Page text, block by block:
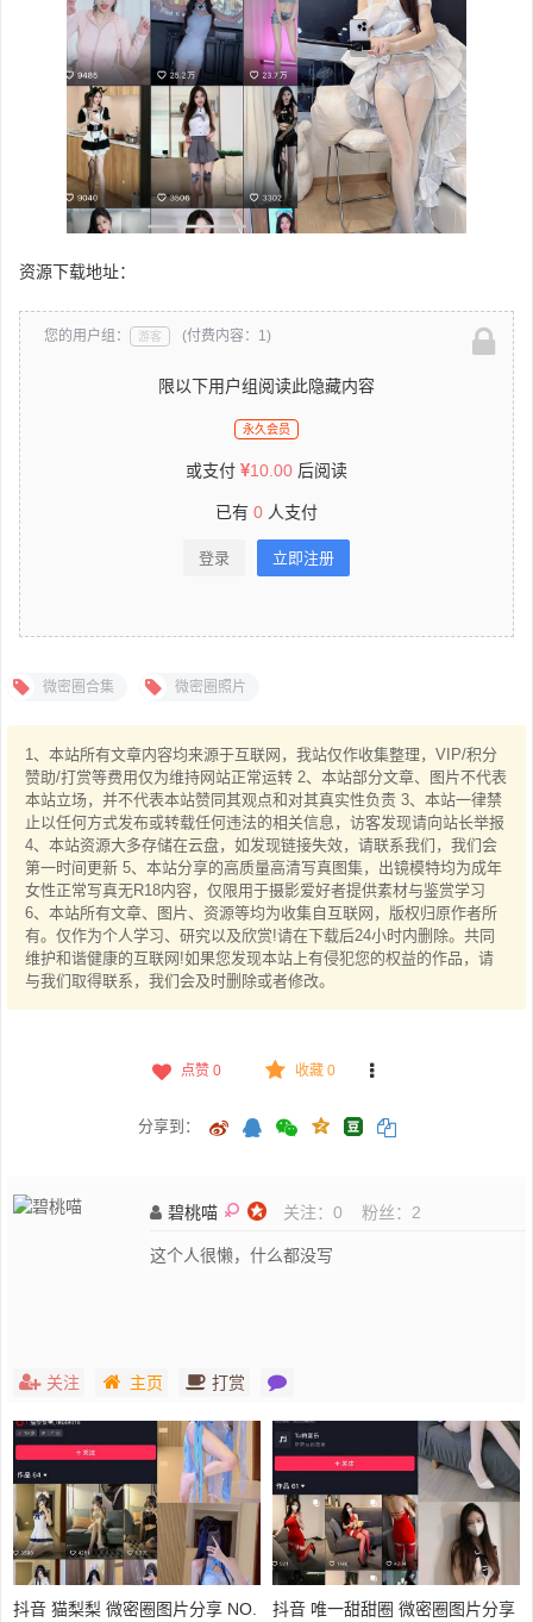
资源下载地址：
您的用户组： 游客 (付费内容：1)
限以下用户组阅读此隐藏内容
永久会员
或支付 10.00 后阅读
已有 0 人支付
登录 立即注册
微密圈合集 微密圈照片
1、本站所有文章内容均来源于互联网，我站仅作收集整理，VIP/积分
赞助/打赏等费用仅为维持网站正常运转 2、本站部分文章、图片不代表
本站立场，并不代表本站赞同其观点和对其真实性负责 3、本站一律禁
止以任何方式发布或转载任何违法的相关信息，访客发现请向站长举报
4、本站资源大多存储在云盘，如发现链接失效，请联系我们，我们会
第一时间更新 5、本站分享的高质量高清写真图集，出镜模特均为成年
女性正常写真无R18内容，仅限用于摄影爱好者提供素材与鉴赏学习
6、本站所有文章、图片、资源等均为收集自互联网，版权归原作者所
有。仅作为个人学习、研究以及欣赏!请在下载后24小时内删除。共同
维护和谐健康的互联网!如果您发现本站上有侵犯您的权益的作品，请
与我们取得联系，我们会及时删除或者修改。
点赞 0 收藏 0
分享到：
碧桃喵 关注： 0 粉丝： 2
这个人很懒，什么都没写
关注 主页 打赏
抖音 猫梨梨 微密圈图片分享 NO.
抖音 唯一甜甜圈 微密圈图片分享